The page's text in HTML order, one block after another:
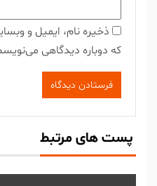
ذخیره نام، ایمیل و
که دوباره دیدگاهی
پست های مرتبط